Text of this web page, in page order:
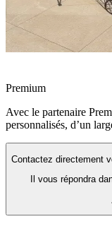
Premium
Avec le partenaire
personnalisés, d’un
Contactez directement
Il vous répondra